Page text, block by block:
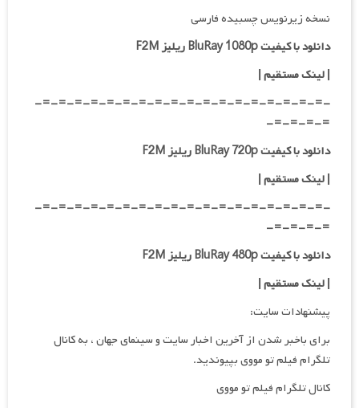
نسخه زیرنویس چسبیده فارسی
دانلود با کیفیت BluRay 1080p ریلیز F2M
|لینک مستقیم|
-=-=-=-=-=-=-=-=-=-=-=-=-=-=-=-=-=-=-
=-=-=-=-
دانلود با کیفیت BluRay 720p ریلیز F2M
| لینک مستقیم|
-=-=-=-=-=-=-=-=-=-=-=-=-=-=-=-=-=-=-
=-=-=-=-
دانلود با کیفیت BluRay 480p ریلیز F2M
| لینک مستقیم|
پیشنهادات سایت:
برای باخبر شدن از آخرین اخبار سایت و سینمای جهان ، به کانال
تلگرام فیلم تو مووی بپیوندید.
کانال تلگرام فیلم تو مووی